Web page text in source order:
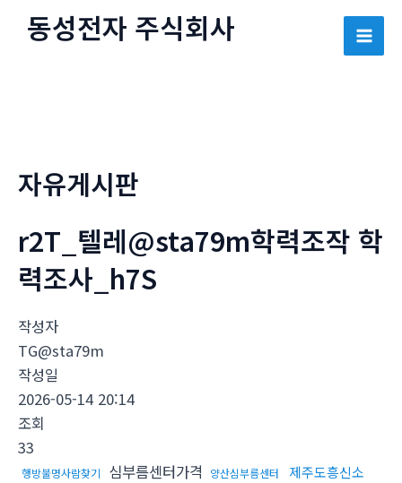
동성전자 주식회사
Main
자유게시판
r2T_텔레@sta79m학력조작 학
력조사_h7S
작성자
TG@sta79m
작성일
2026-05-14 20:14
조회
33
행방불명사람찾기 심부름센터가격 양산심부름센터 제주도흥신소